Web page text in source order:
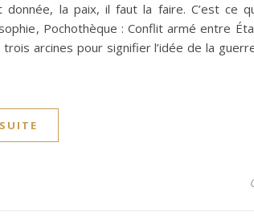
la paix, il faut la faire. C’est ce
Pochothèque : Conflit armé entre
arcines pour signifier l’idée de la